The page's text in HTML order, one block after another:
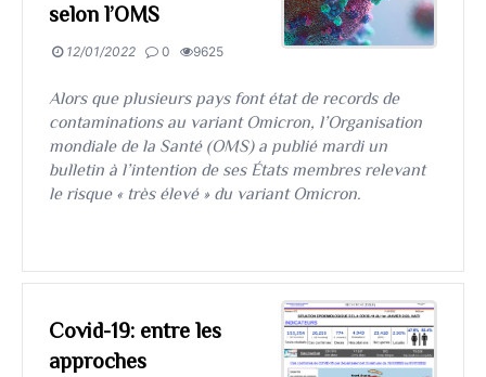
selon l’OMS
12/01/2022 0 9625
Alors que plusieurs pays font état de records de
contaminations au variant Omicron, l’Organisation
mondiale de la Santé (OMS) a publié mardi un
bulletin à l’intention de ses États membres relevant
le risque « très élevé » du variant Omicron.
Covid-19: entre les
approches